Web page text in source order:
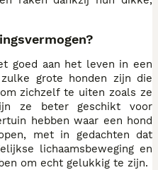
goed aan het leven in een
grote honden zijn die
zichzelf te uiten zoals ze
ze beter geschikt voor
hebben waar een hond
met in gedachten dat
lichaamsbeweging en
om echt gelukkig te zijn.